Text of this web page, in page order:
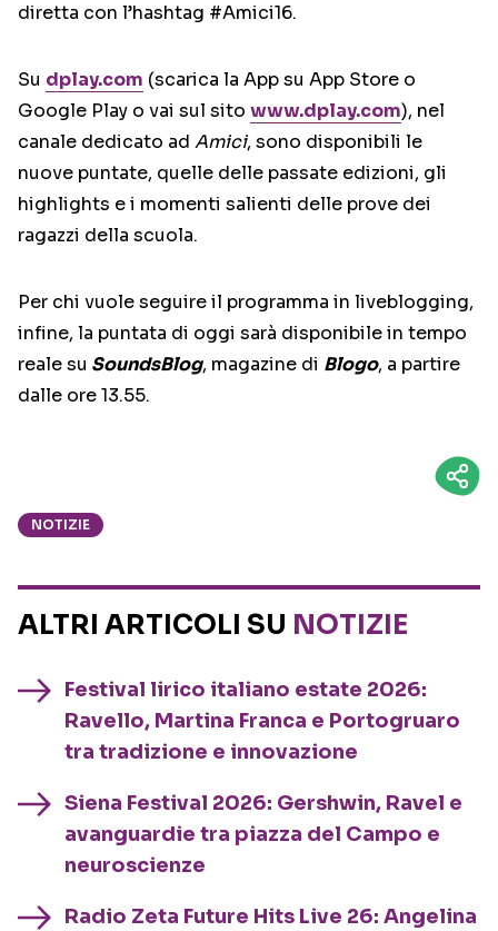
diretta con l’hashtag #Amici16.
Su dplay.com (scarica la App su App Store o
Google Play o vai sul sito www.dplay.com), nel
canale dedicato ad Amici, sono disponibili le
nuove puntate, quelle delle passate edizioni, gli
highlights e i momenti salienti delle prove dei
ragazzi della scuola.
Per chi vuole seguire il programma in liveblogging,
infine, la puntata di oggi sarà disponibile in tempo
reale su SoundsBlog, magazine di Blogo, a partire
dalle ore 13.55.
NOTIZIE
ALTRI ARTICOLI SU NOTIZIE
Festival lirico italiano estate 2026:
Ravello, Martina Franca e Portogruaro
tra tradizione e innovazione
Siena Festival 2026: Gershwin, Ravel e
avanguardie tra piazza del Campo e
neuroscienze
Radio Zeta Future Hits Live 26: Angelina